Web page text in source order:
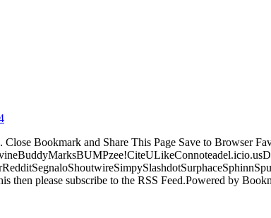
Bookmark and Share This Page Save to Browser
please subscribe to the RSS Feed.Powered by